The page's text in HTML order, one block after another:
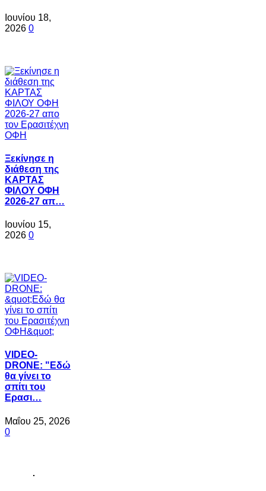
Ιουνίου 18,
2026 0
Ξεκίνησε η
διάθεση της
ΚΑΡΤΑΣ
ΦΙΛΟΥ ΟΦΗ
2026-27 απ…
Ιουνίου 15,
2026 0
VIDEO-
DRONE: "Εδώ
θα γίνει το
σπίτι του
Ερασι…
Μαΐου 25, 2026
0